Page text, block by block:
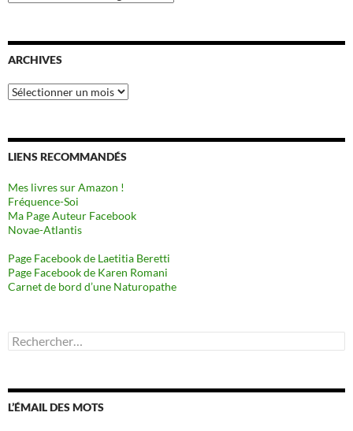
ARCHIVES
Archives
LIENS RECOMMANDÉS
Mes livres sur Amazon !
Fréquence-Soi
Ma Page Auteur Facebook
Novae-Atlantis
Page Facebook de Laetitia Beretti
Page Facebook de Karen Romani
Carnet de bord d’une Naturopathe
Rechercher :
L’ÉMAIL DES MOTS